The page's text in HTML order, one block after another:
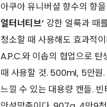
아쿠아 유니버셜 향수의 향
얼터너티브’강한 얼룩과 때
청소할 때 사용해도 효과적
A.P.C.와 이솝의 협업으로
때 사용할 것. 500ml, 5만원.
느낄 수 있는 대용량 캔들.